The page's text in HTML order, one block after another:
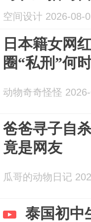
空间设计 2026-08-
日本籍女网
圈“私刑”何
动物奇奇怪怪
爸爸寻子自
竟是网友
瓜哥的动物日记
泰国初中